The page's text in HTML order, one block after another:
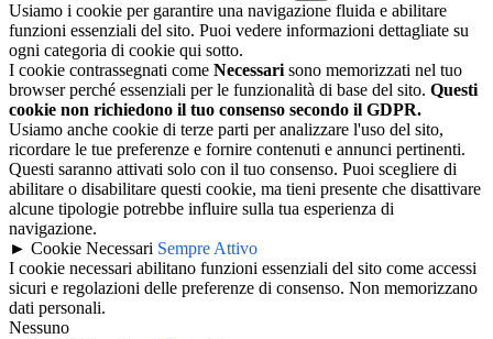
Usiamo i cookie per garantire una navigazione fluida e abilitare
funzioni essenziali del sito. Puoi vedere informazioni dettagliate su
ogni categoria di cookie qui sotto.
I cookie contrassegnati come Necessari sono memorizzati nel tuo
browser perché essenziali per le funzionalità di base del sito. Questi
cookie non richiedono il tuo consenso secondo il GDPR.
Usiamo anche cookie di terze parti per analizzare l'uso del sito,
ricordare le tue preferenze e fornire contenuti e annunci pertinenti.
Questi saranno attivati solo con il tuo consenso. Puoi scegliere di
abilitare o disabilitare questi cookie, ma tieni presente che disattivare
alcune tipologie potrebbe influire sulla tua esperienza di
navigazione.
► Cookie Necessari Sempre Attivo
I cookie necessari abilitano funzioni essenziali del sito come accessi
sicuri e regolazioni delle preferenze di consenso. Non memorizzano
dati personali.
Nessuno